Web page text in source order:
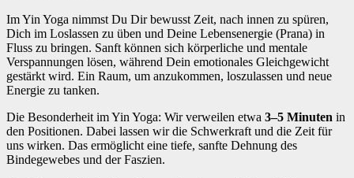
Im Yin Yoga nimmst Du Dir bewusst Zeit, nach innen zu spüren,
Dich im Loslassen zu üben und Deine Lebensenergie (Prana) in
Fluss zu bringen. Sanft können sich körperliche und mentale
Verspannungen lösen, während Dein emotionales Gleichgewicht
gestärkt wird. Ein Raum, um anzukommen, loszulassen und neue
Energie zu tanken.
Die Besonderheit im Yin Yoga: Wir verweilen etwa 3–5 Minuten in
den Positionen. Dabei lassen wir die Schwerkraft und die Zeit für
uns wirken. Das ermöglicht eine tiefe, sanfte Dehnung des
Bindegewebes und der Faszien.